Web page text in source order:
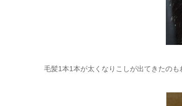
毛髪1本1本が太くなりこしが出てきたの